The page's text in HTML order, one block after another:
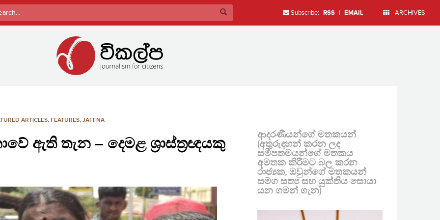
Subscribe: RSS | EMAIL ARCHIVES
ARTICLES, FEATURES, JAFFNA
ඇති තැන – දෙමළ ශ්‍රාස්ත්‍රඥයකු
ආදරණීයන්ගේ මතකයන්
(අතුරුදහන් කරන ලද
සමීපතමයන්ගේ මතකය
අමතක කිරීමට බල කරන
රාජ්‍යක, ඔවුන්ගේ මතකයන්
සමග සත්‍ය සහ යුක්තිය සොයා
යන ගමන් ගැන)